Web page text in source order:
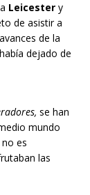
Leicester y
de asistir a
de la
dejado de
se han
mundo
es
las